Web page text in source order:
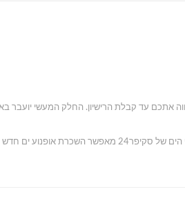
שילווה אתכם עד קבלת הרישיון. החלק המעשי